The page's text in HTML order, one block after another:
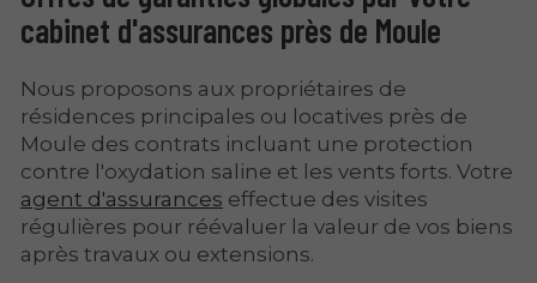
cabinet d'assurances près de Moule
Nous proposons aux propriétaires de
résidences principales ou locatives près de
Moule des contrats incluant une protection
contre l'oxydation saline et les vents forts. Votre
agent d'assurances effectue des visites
régulières pour réévaluer la valeur de vos biens
après travaux ou extensions.